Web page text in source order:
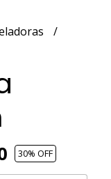
30% OFF